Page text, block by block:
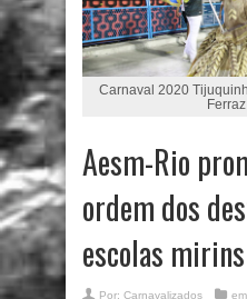
Carnaval 2020
Aesm-Rio
ordem dos
escolas mirins
Por: Carnavalizados em